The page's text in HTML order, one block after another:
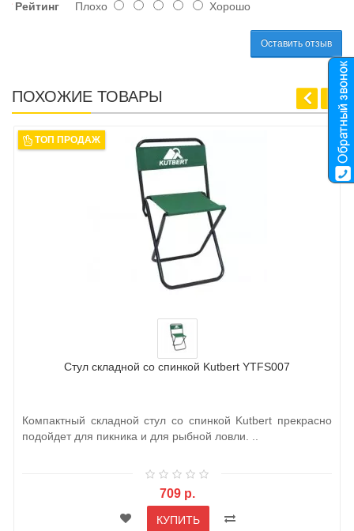
Рейтинг Плохо Хорошо
Оставить отзыв
ПОХОЖИЕ ТОВАРЫ
ТОП ПРОДАЖ
Стул складной со спинкой Kutbert YTFS007
Компактный складной стул со спинкой Kutbert прекрасно
подойдет для пикника и для рыбной ловли. ..
709 р.
КУПИТЬ